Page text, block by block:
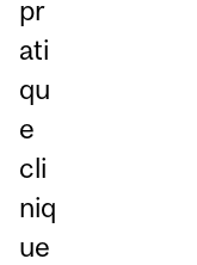
pr
ati
qu
e
cli
niq
ue